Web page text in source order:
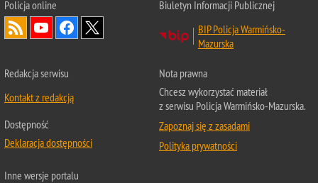
Policja online
Biuletyn Informacji Publicznej
BIP Policja Warmińsko-
Mazurska
Redakcja serwisu
Kontakt z redakcją
Dostępność
Deklaracja dostępności
Nota prawna
Chcesz wykorzystać materiał
z serwisu Policja Warmińsko-Mazurska.
Zapoznaj się z zasadami
Polityka prywatności
Inne wersje portalu